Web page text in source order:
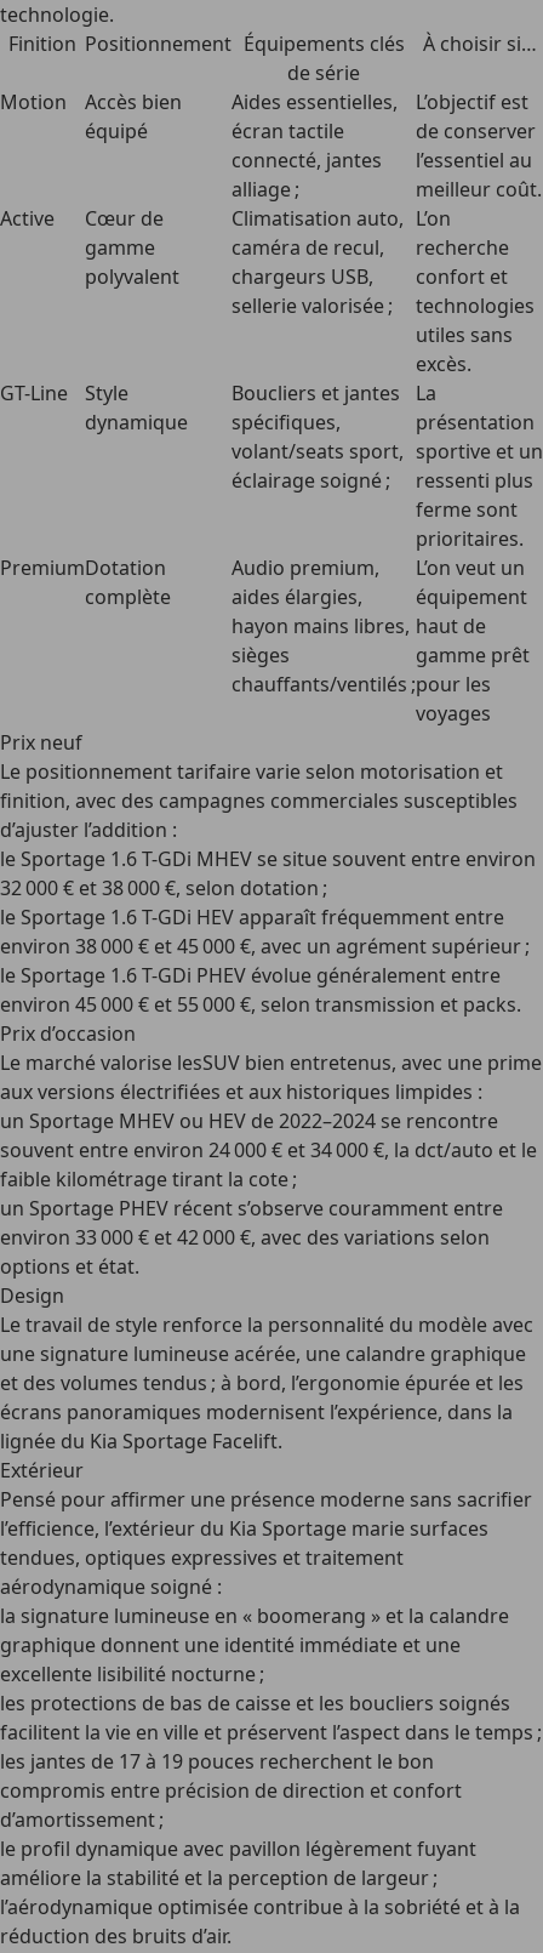
technologie.
Finition Positionnement Équipements clés
de série
À choisir si…
Motion
Accès bien
équipé
Aides essentielles,
écran tactile
connecté, jantes
alliage ;
L’objectif est
de conserver
l’essentiel au
meilleur coût.
Active
Cœur de
gamme
polyvalent
Climatisation auto,
caméra de recul,
chargeurs USB,
sellerie valorisée ;
L’on
recherche
confort et
technologies
utiles sans
excès.
GT-Line
Style
dynamique
Boucliers et jantes
spécifiques,
volant/seats sport,
éclairage soigné ;
La
présentation
sportive et un
ressenti plus
ferme sont
prioritaires.
PremiumDotation
complète
Audio premium,
aides élargies,
hayon mains libres,
sièges
chauffants/ventilés ;
L’on veut un
équipement
haut de
gamme prêt
pour les
voyages
Prix neuf
Le positionnement tarifaire varie selon motorisation et
finition, avec des campagnes commerciales susceptibles
d’ajuster l’addition :
le Sportage 1.6 T-GDi MHEV se situe souvent entre environ
32 000 € et 38 000 €, selon dotation ;
le Sportage 1.6 T-GDi HEV apparaît fréquemment entre
environ 38 000 € et 45 000 €, avec un agrément supérieur ;
le Sportage 1.6 T-GDi PHEV évolue généralement entre
environ 45 000 € et 55 000 €, selon transmission et packs.
Prix d’occasion
Le marché valorise lesSUV bien entretenus, avec une prime
aux versions électrifiées et aux historiques limpides :
un Sportage MHEV ou HEV de 2022–2024 se rencontre
souvent entre environ 24 000 € et 34 000 €, la dct/auto et le
faible kilométrage tirant la cote ;
un Sportage PHEV récent s’observe couramment entre
environ 33 000 € et 42 000 €, avec des variations selon
options et état.
Design
Le travail de style renforce la personnalité du modèle avec
une signature lumineuse acérée, une calandre graphique
et des volumes tendus ; à bord, l’ergonomie épurée et les
écrans panoramiques modernisent l’expérience, dans la
lignée du Kia Sportage Facelift.
Extérieur
Pensé pour affirmer une présence moderne sans sacrifier
l’efficience, l’extérieur du Kia Sportage marie surfaces
tendues, optiques expressives et traitement
aérodynamique soigné :
la signature lumineuse en « boomerang » et la calandre
graphique donnent une identité immédiate et une
excellente lisibilité nocturne ;
les protections de bas de caisse et les boucliers soignés
facilitent la vie en ville et préservent l’aspect dans le temps ;
les jantes de 17 à 19 pouces recherchent le bon
compromis entre précision de direction et confort
d’amortissement ;
le profil dynamique avec pavillon légèrement fuyant
améliore la stabilité et la perception de largeur ;
l’aérodynamique optimisée contribue à la sobriété et à la
réduction des bruits d’air.